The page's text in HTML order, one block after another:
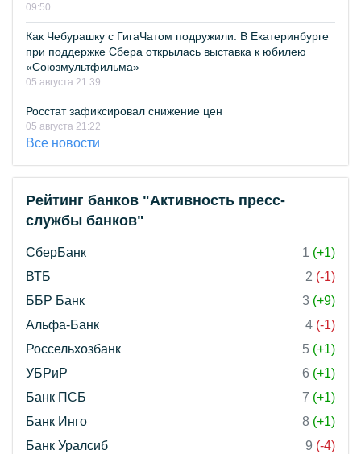
09:50
Как Чебурашку с ГигаЧатом подружили. В Екатеринбурге
при поддержке Сбера открылась выставка к юбилею
«Союзмультфильма»
05 августа 21:39
Росстат зафиксировал снижение цен
05 августа 21:22
Все новости
Рейтинг банков "Активность пресс-
службы банков"
СберБанк 1 (+1)
ВТБ
2 (-1)
ББР Банк
3 (+9)
Альфа-Банк
4 (-1)
Россельхозбанк
5 (+1)
УБРиР
6 (+1)
Банк ПСБ
7 (+1)
Банк Инго
8 (+1)
Банк Уралсиб
9 (-4)